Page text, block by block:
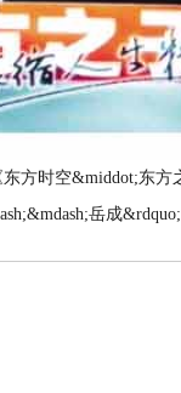
方时空&middot;东方
岳成